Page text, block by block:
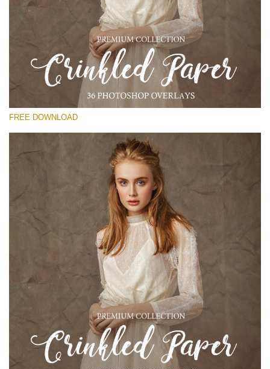
Please select
Free Photoshop Overlay
Small 800*533px
Сrinkled Paper
(36 Overlays)
Entire Collection
Large 6000*4000px
Free download
FREE DOWNLOAD